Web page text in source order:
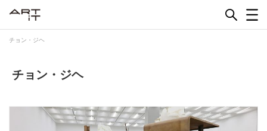
チョン・ジヘ
チョン・ジヘ